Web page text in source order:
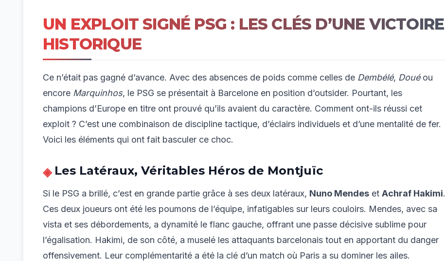
UN EXPLOIT SIGNÉ PSG : LES CLÉS D’UNE VICTOIRE
HISTORIQUE
Ce n’était pas gagné d’avance. Avec des absences de poids comme celles de Dembélé, Douéou
encore Marquinhos, le PSG se présentait à Barcelone en position d’outsider. Pourtant, les
champions d’Europe en titre ont prouvé qu’ils avaient du caractère. Comment ont-ils réussi cet
exploit ? C’est une combinaison de discipline tactique, d’éclairs individuels et d’une mentalité de fer.
Voici les éléments qui ont fait basculer ce choc.
Les Latéraux, Véritables Héros de Montjuïc
Si le PSG a brillé, c’est en grande partie grâce à ses deux latéraux, Nuno Mendes et Achraf Hakimi.
Ces deux joueurs ont été les poumons de l’équipe, infatigables sur leurs couloirs. Mendes, avec sa
vista et ses débordements, a dynamité le flanc gauche, offrant une passe décisive sublime pour
l’égalisation. Hakimi, de son côté, a muselé les attaquants barcelonais tout en apportant du danger
offensivement. Leur complémentarité a été la clé d’un match où Paris a su dominer les ailes.